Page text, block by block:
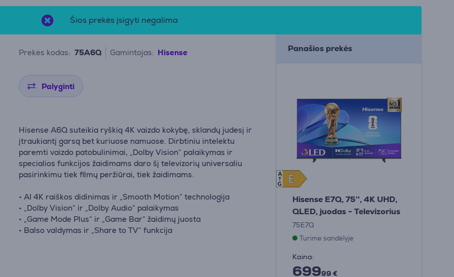
Šios prekės įsigyti negalima
Prekės kodas: 75A6Q Gamintojas: Hisense
Palyginti
Hisense A6Q suteikia ryškią 4K vaizdo kokybę, sklandų judesį ir
įtraukiantį garsą bet kuriuose namuose. Dirbtiniu intelektu
paremti vaizdo patobulinimai, „Dolby Vision“ palaikymas ir
specialios funkcijos žaidimams daro šį televizorių universaliu
pasirinkimu tiek filmų peržiūrai, tiek žaidimams.
• AI 4K raiškos didinimas ir „Smooth Motion“ technologija
• „Dolby Vision“ ir „Dolby Audio“ palaikymas
• „Game Mode Plus“ ir „Game Bar“ žaidimų juosta
• Balso valdymas ir „Share to TV“ funkcija
Panašios prekės
E
E
A
G
Hisense E7Q, 75'', 4K UHD,
QLED, juodas - Televizorius
75E7Q
Turime sandėlyje
Kaina:
69999 €